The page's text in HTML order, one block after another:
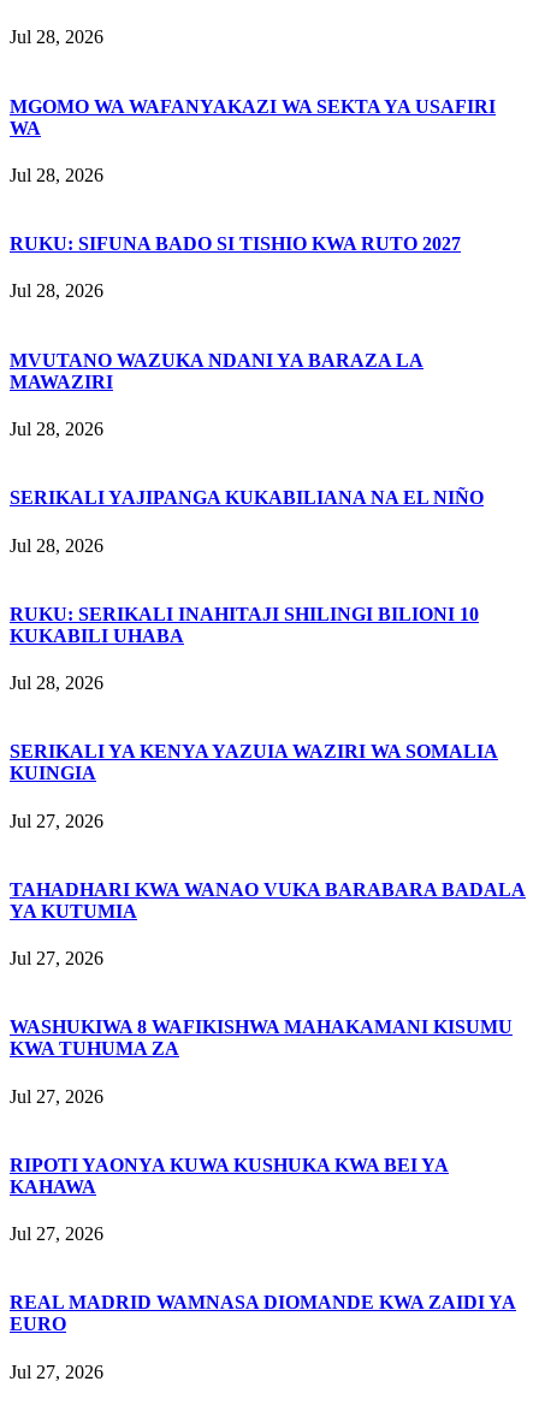
Jul 28, 2026
MGOMO WA WAFANYAKAZI WA SEKTA YA USAFIRI
WA
Jul 28, 2026
RUKU: SIFUNA BADO SI TISHIO KWA RUTO 2027
Jul 28, 2026
MVUTANO WAZUKA NDANI YA BARAZA LA
MAWAZIRI
Jul 28, 2026
SERIKALI YAJIPANGA KUKABILIANA NA EL NIÑO
Jul 28, 2026
RUKU: SERIKALI INAHITAJI SHILINGI BILIONI 10
KUKABILI UHABA
Jul 28, 2026
SERIKALI YA KENYA YAZUIA WAZIRI WA SOMALIA
KUINGIA
Jul 27, 2026
TAHADHARI KWA WANAO VUKA BARABARA BADALA
YA KUTUMIA
Jul 27, 2026
WASHUKIWA 8 WAFIKISHWA MAHAKAMANI KISUMU
KWA TUHUMA ZA
Jul 27, 2026
RIPOTI YAONYA KUWA KUSHUKA KWA BEI YA
KAHAWA
Jul 27, 2026
REAL MADRID WAMNASA DIOMANDE KWA ZAIDI YA
EURO
Jul 27, 2026